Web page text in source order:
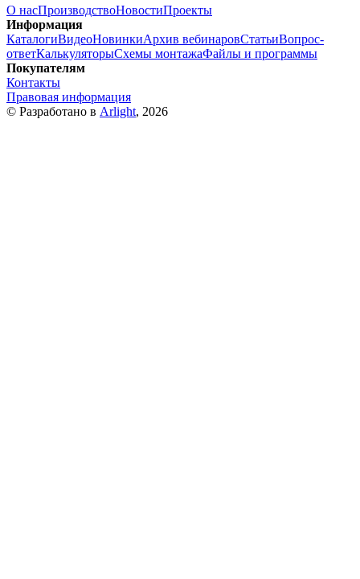
О насПроизводствоНовостиПроекты
Информация
КаталогиВидеоНовинкиАрхив вебинаровСтатьиВопрос-
ответКалькуляторыСхемы монтажаФайлы и программы
Покупателям
Контакты
Правовая информация
© Разработано в Arlight, 2026